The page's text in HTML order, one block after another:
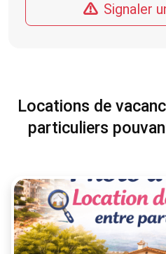
Signaler
Locations de
particuliers